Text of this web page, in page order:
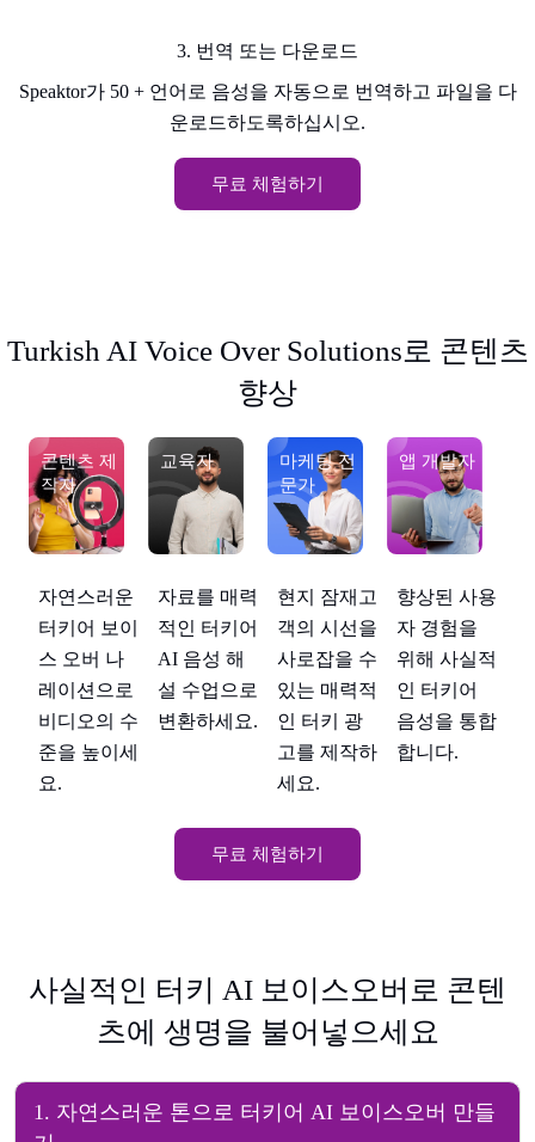
3. 번역 또는 다운로드
Speaktor가 50 + 언어로 음성을 자동으로 번역하고 파일을 다
운로드하도록하십시오.
무료 체험하기
Turkish AI Voice Over Solutions로 콘텐츠
향상
콘텐츠 제
작자
자연스러운
터키어 보이
스 오버 나
레이션으로
비디오의 수
준을 높이세
요.
교육자
자료를 매력
적인 터키어
AI 음성 해
설 수업으로
변환하세요.
마케팅 전
문가
현지 잠재고
객의 시선을
사로잡을 수
있는 매력적
인 터키 광
고를 제작하
세요.
앱 개발자
향상된 사용
자 경험을
위해 사실적
인 터키어
음성을 통합
합니다.
무료 체험하기
사실적인 터키 AI 보이스오버로 콘텐
츠에 생명을 불어넣으세요
1. 자연스러운 톤으로 터키어 AI 보이스오버 만들